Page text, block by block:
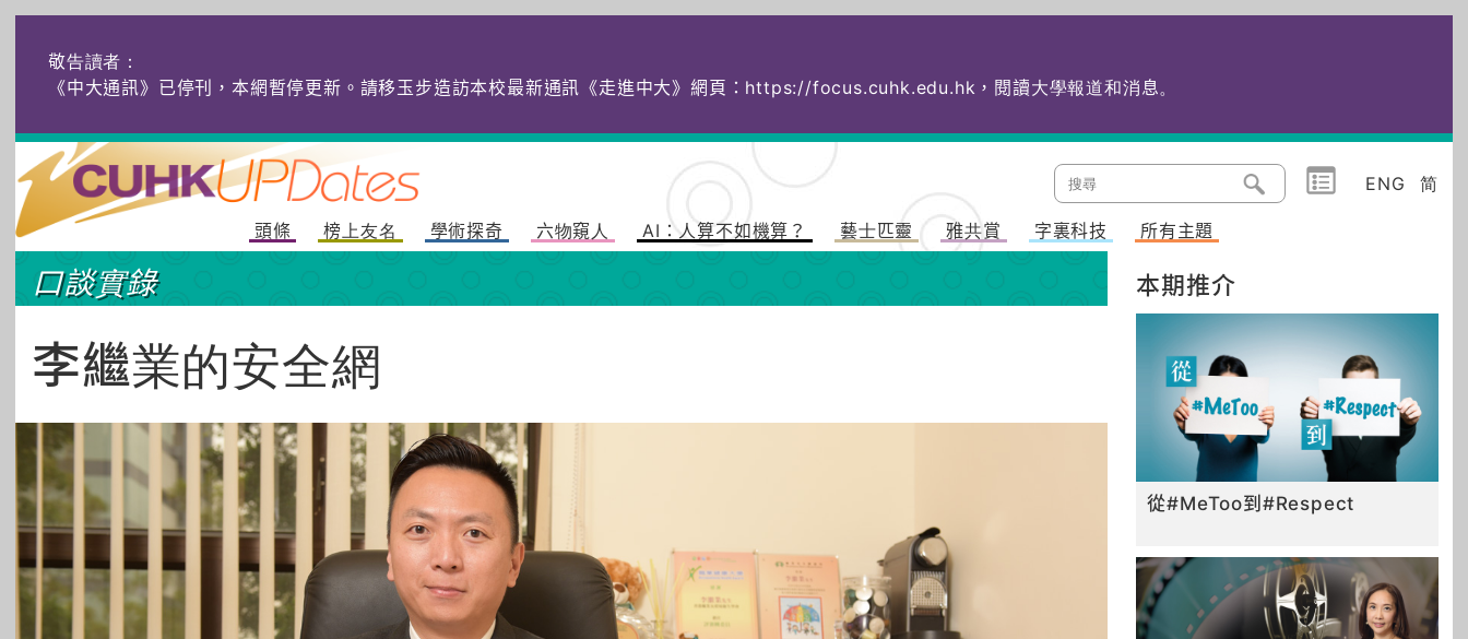
敬告讀者：
《中大通訊》已停刊，本網暫停更新。請移玉步造訪本校最新通訊《走進中大》網頁： https://focus.cuhk.edu.hk，閱讀大學報道和消息。
ENG 简
頭條 榜上友名 學術探奇 六物窺人 AI：人算不如機算？ 藝士匹靈 雅共賞 字裏科技 所有主題
口談實錄
李繼業的安全網
本期推介
從#MeToo到#Respect